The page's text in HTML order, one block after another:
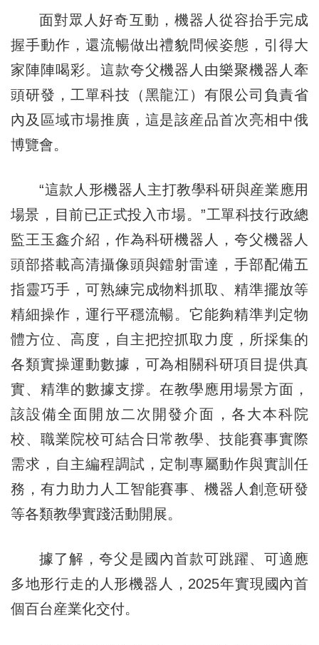
面對眾人好奇互動，機器人從容抬手完成
握手動作，還流暢做出禮貌問候姿態，引得大
家陣陣喝彩。這款夸父機器人由樂聚機器人牽
頭研發，工單科技（黑龍江）有限公司負責省
內及區域市場推廣，這是該産品首次亮相中俄
博覽會。
“這款人形機器人主打教學科研與産業應用
場景，目前已正式投入市場。”工單科技行政總
監王玉鑫介紹，作為科研機器人，夸父機器人
頭部搭載高清攝像頭與鐳射雷達，手部配備五
指靈巧手，可熟練完成物料抓取、精準擺放等
精細操作，運行平穩流暢。它能夠精準判定物
體方位、高度，自主把控抓取力度，所採集的
各類實操運動數據，可為相關科研項目提供真
實、精準的數據支撐。在教學應用場景方面，
該設備全面開放二次開發介面，各大本科院
校、職業院校可結合日常教學、技能賽事實際
需求，自主編程調試，定制專屬動作與實訓任
務，有力助力人工智能賽事、機器人創意研發
等各類教學實踐活動開展。
據了解，夸父是國內首款可跳躍、可適應
多地形行走的人形機器人，2025年實現國內首
個百台産業化交付。